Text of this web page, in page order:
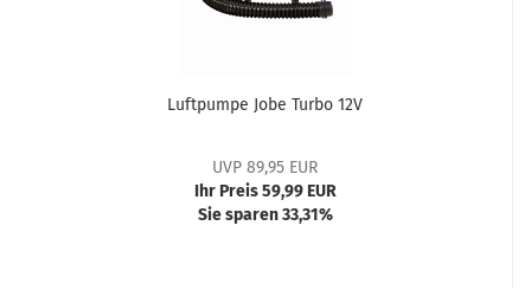
Luftpumpe Jobe Turbo 12V
UVP 89,95 EUR
Ihr Preis 59,99 EUR
Sie sparen 33,31%